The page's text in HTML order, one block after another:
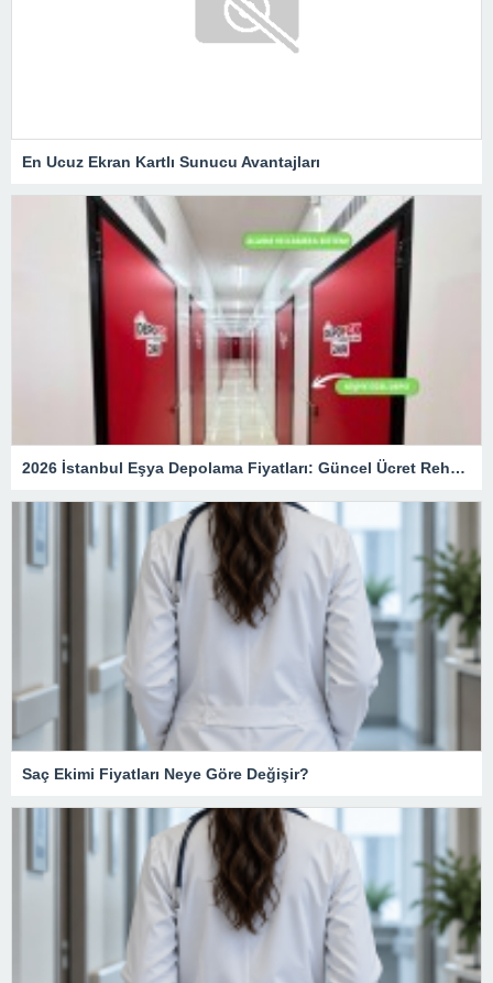
En Ucuz Ekran Kartlı Sunucu Avantajları
2026 İstanbul Eşya Depolama Fiyatları: Güncel Ücret Rehberi
Saç Ekimi Fiyatları Neye Göre Değişir?